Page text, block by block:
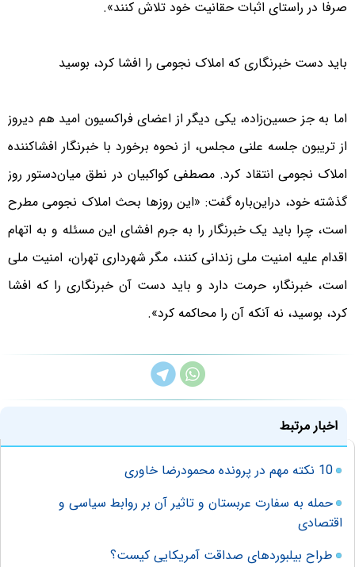
صرفا در راستای اثبات حقانیت خود تلاش کنند».
باید دست خبرنگاری که املاک نجومی را افشا کرد، بوسید
اما به جز حسین‌زاده، یکی دیگر از اعضای فراکسیون امید هم دیروز
از تریبون جلسه علنی مجلس، از نحوه برخورد با خبرنگار افشاکننده
املاک نجومی انتقاد کرد. مصطفی کواکبیان در نطق میان‌دستور روز
گذشته خود، دراین‌باره گفت: «این روزها بحث املاک نجومی مطرح
است، چرا باید یک خبرنگار را به جرم افشای این مسئله و به اتهام
اقدام علیه امنیت ملی زندانی کنند، مگر شهرداری تهران، امنیت ملی
است، خبرنگار، حرمت دارد و باید دست آن خبرنگاری را که افشا
کرد، بوسید، نه آنکه آن را محاکمه کرد».
اخبار مرتبط
10 نکته مهم در پرونده محمودرضا خاوری
حمله به سفارت عربستان و تاثیر آن بر روابط سیاسی و
اقتصادی
طراح بیلبوردهای صداقت آمریکایی کیست؟